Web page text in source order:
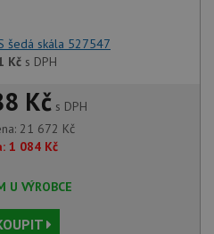
šedá skála 527547
Kčs DPH
Kč s DPH
21 672 Kč
1 084 Kč
U VÝROBCE